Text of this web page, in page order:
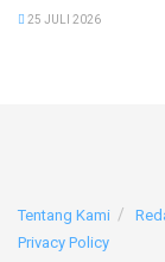
25 JULI 2026
Tentang Kami
Privacy Policy